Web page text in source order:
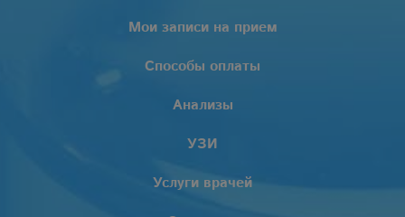
Мои записи на прием
Способы оплаты
Анализы
УЗИ
Услуги врачей